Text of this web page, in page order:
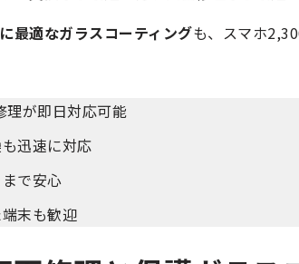
最適なガラスコーティングも、スマホ
が即日対応可能
迅速に対応
で安心
末も歓迎